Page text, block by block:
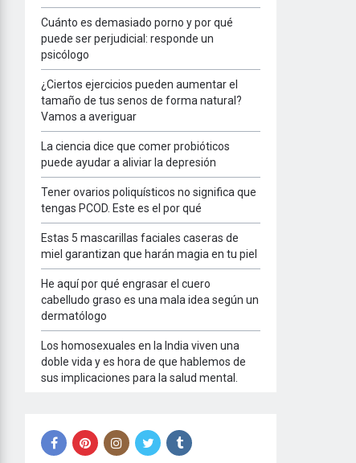
Cuánto es demasiado porno y por qué
puede ser perjudicial: responde un
psicólogo
¿Ciertos ejercicios pueden aumentar el
tamaño de tus senos de forma natural?
Vamos a averiguar
La ciencia dice que comer probióticos
puede ayudar a aliviar la depresión
Tener ovarios poliquísticos no significa que
tengas PCOD. Este es el por qué
Estas 5 mascarillas faciales caseras de
miel garantizan que harán magia en tu piel
He aquí por qué engrasar el cuero
cabelludo graso es una mala idea según un
dermatólogo
Los homosexuales en la India viven una
doble vida y es hora de que hablemos de
sus implicaciones para la salud mental.